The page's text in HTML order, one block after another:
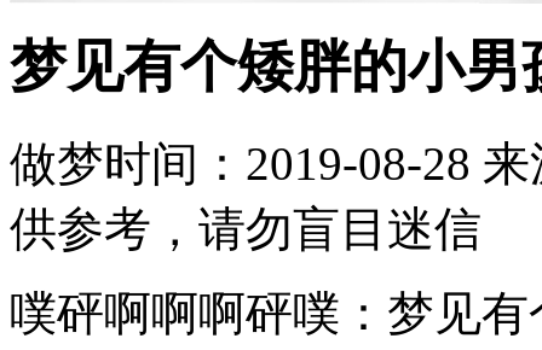
梦见有个矮胖的小
做梦时间：2019-08-28 来
供参考，请勿盲目迷信
噗砰啊啊啊砰噗：梦见